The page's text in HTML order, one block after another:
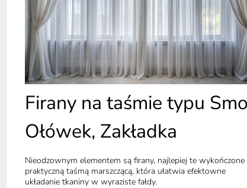
Firany na taśmie typu
Ołówek, Zakładka
Nieodzownym elementem są firany, najlepiej te wykończone
praktyczną taśmą marszczącą, która ułatwia efektowne
układanie tkaniny w wyraziste fałdy.